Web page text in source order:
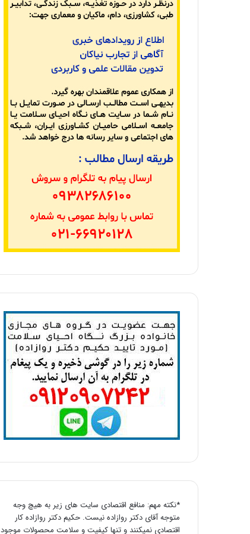
*نکته مهم: منافع اقتصادی سایت های زیر به هیچ وجه
متوجه آقای دکتر روازاده نیست. حکیم دکتر روازاده کار
اقتصادی نمیکنند و تنها کیفیت و سلامت محصولات موجود